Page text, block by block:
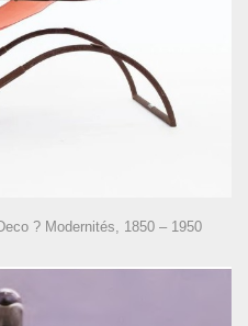
? Modernités, 1850 – 1950